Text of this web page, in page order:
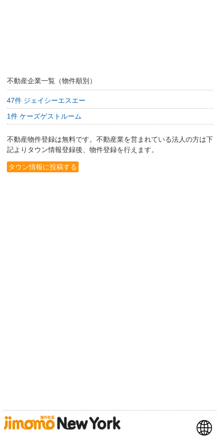
不動産企業一覧（物件順別）
47件 ジェイシーエスエー
1件 ケーズゲストルーム
不動産物件登録は無料です。不動産業を営まれている法人の方は下
記よりタウン情報登録後、物件登録を行えます。
タウン情報に投稿する